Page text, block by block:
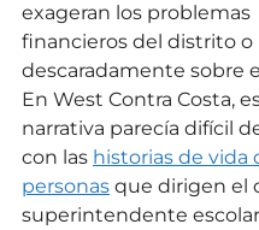
exageran los problemas
financieros del distrito
descaradamente sobre
En West Contra Costa,
narrativa parecía difícil
con las historias de vida
personas que dirigen el
superintendente escolar